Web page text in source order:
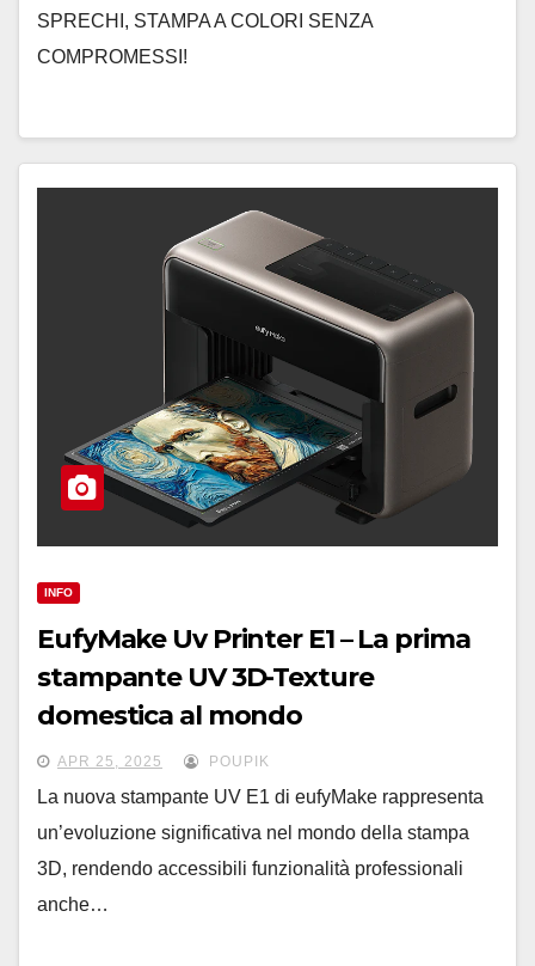
SPRECHI, STAMPA A COLORI SENZA
COMPROMESSI!
INFO
EufyMake Uv Printer E1 – La prima
stampante UV 3D-Texture
domestica al mondo
APR 25, 2025 POUPIK
La nuova stampante UV E1 di eufyMake rappresenta
un’evoluzione significativa nel mondo della stampa
3D, rendendo accessibili funzionalità professionali
anche…